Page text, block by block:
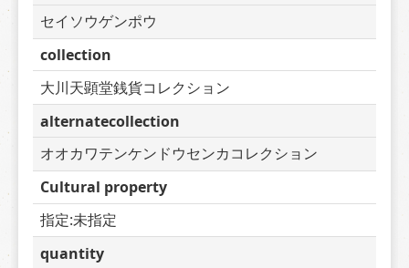
セイソウゲンポウ
collection
大川天顕堂銭貨コレクション
alternatecollection
オオカワテンケンドウセンカコレクション
Cultural property
指定:未指定
quantity